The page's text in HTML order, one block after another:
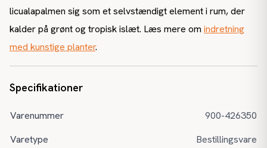
licualapalmen sig som et selvstændigt element i rum, der
kalder på grønt og tropisk islæt. Læs mere om indretning
med kunstige planter.
Specifikationer
Varenummer
900-426350
Varetype
Bestillingsvare